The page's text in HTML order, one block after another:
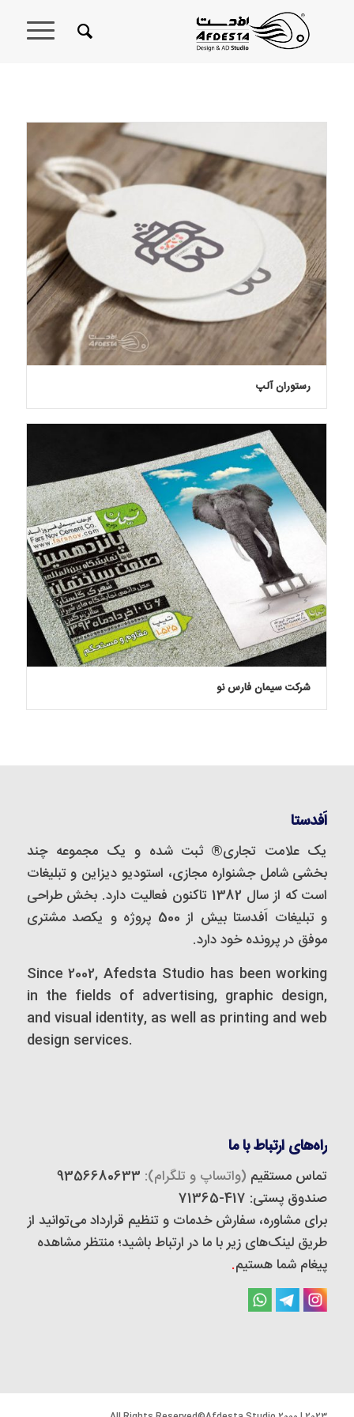
رستوران آلپ
شرکت سیمان فارس نو
اَفدستا
یک علامت تجاری® ثبت شده و یک مجموعه‌ چند
بخشی شامل جشنواره مجازی، استودیو دیزاین و تبلیغات
است که از سال 1382 تاکنون فعالیت دارد. بخش طراحی
و تبلیغات اَفدستا بیش از 500 پروژه و یکصد مشتری
موفق در پرونده خود دارد.
Since 2002, Afedsta Studio has been working
in the fields of advertising, graphic design,
and visual identity, as well as printing and web
design services.
راه‌های ارتباط با ما
تماس مستقیم (واتساپ و تلگرام):
صندوق پستی: 417-71365
برای مشاوره، سفارش خدمات و تنظیم قرارداد می‌توانید از
طریق لینک‌های زیر با ما در ارتباط باشید؛ منتظر مشاهده
پیغام شما هستیم.